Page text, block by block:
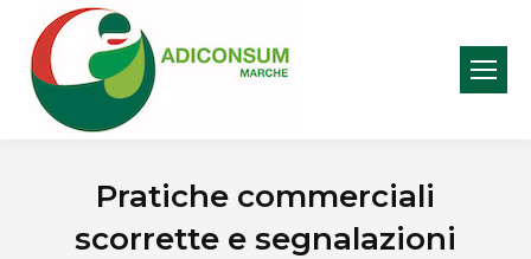
Pratiche commerciali
scorrette e segnalazioni